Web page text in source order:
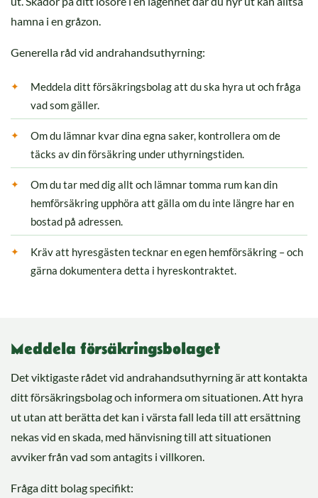
hamna i en gråzon.
Generella råd vid andrahandsuthyrning:
Meddela ditt försäkringsbolag att du ska hyra ut och fråga
vad som gäller.
Om du lämnar kvar dina egna saker, kontrollera om de
täcks av din försäkring under uthyrningstiden.
Om du tar med dig allt och lämnar tomma rum kan din
hemförsäkring upphöra att gälla om du inte längre har en
bostad på adressen.
Kräv att hyresgästen tecknar en egen hemförsäkring – och
gärna dokumentera detta i hyreskontraktet.
Meddela försäkringsbolaget
Det viktigaste rådet vid andrahandsuthyrning är att kontakta
ditt försäkringsbolag och informera om situationen. Att hyra
ut utan att berätta det kan i värsta fall leda till att ersättning
nekas vid en skada, med hänvisning till att situationen
avviker från vad som antagits i villkoren.
Fråga ditt bolag specifikt: